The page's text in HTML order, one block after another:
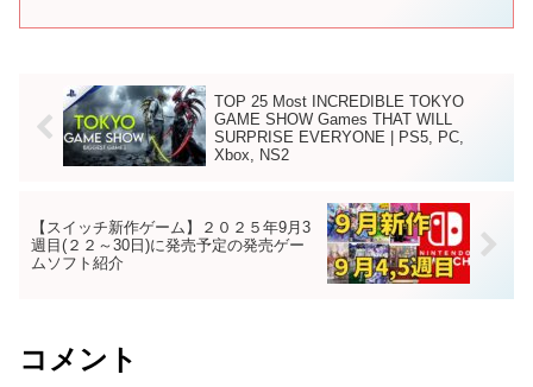
TOP 25 Most INCREDIBLE TOKYO
GAME SHOW Games THAT WILL
SURPRISE EVERYONE | PS5, PC,
Xbox, NS2
【スイッチ新作ゲーム】２０２５年9月3
週目(２２～30日)に発売予定の発売ゲー
ムソフト紹介
コメント